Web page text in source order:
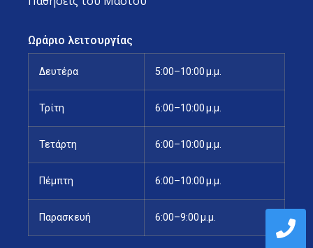
Ωράριο λειτουργίας
Δευτέρα 5:00–10:00 μ.μ.
Τρίτη 6:00–10:00 μ.μ.
Τετάρτη 6:00–10:00 μ.μ.
Πέμπτη 6:00–10:00 μ.μ.
Παρασκευή 6:00–9:00 μ.μ.